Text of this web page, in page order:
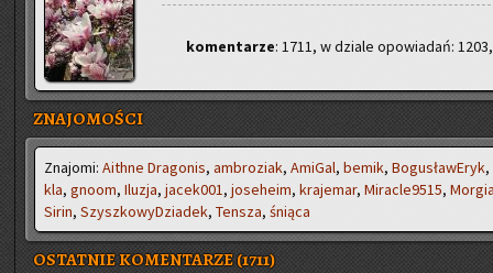
ko­men­ta­rze: 1711, w dzia­le opo­wia­dań:
ZNAJOMOŚCI
Zna­jo­mi: Aith­ne Dra­go­nis, am­bro­ziak, Ami­Gal, bemik, Bo­gu­sła­wE­ryk,
kla, gnoom, Ilu­zja, ja­ce­k001, jo­se­he­im, kra­je­mar, Mi­rac­le­9515,
Sirin, Szysz­ko­wy­Dzia­dek, Ten­sza, śnią­ca
OSTATNIE KOMENTARZE (1711)